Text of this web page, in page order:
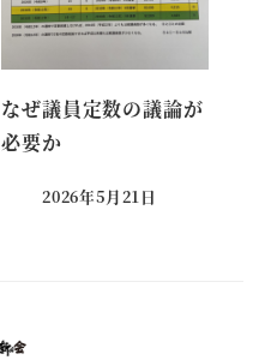
なぜ議員定数の議論が
必要か
投稿日
2026年5月21日